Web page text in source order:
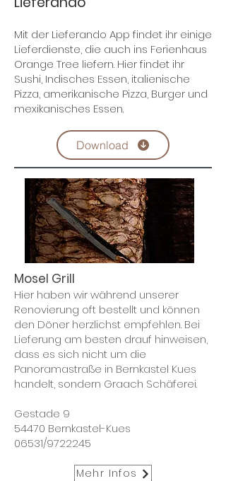
Mit der Lieferando App findet ihr einige
Lieferdienste, die auch ins Ferienhaus
Orange Tree liefern. Hier findet ihr
Sushi, Indisches Essen, italienische
Pizza, amerikanische Pizza, Burger und
mexikanisches Essen.
Download
Mosel Grill
Hier haben wir während unserer
Renovierung oft bestellt und können
den Döner herzlichst empfehlen. Bei
Lieferung am besten drauf hinweisen,
dass es sich nicht um die
Panoramastraße in Bernkastel Kues
handelt, sondern Graach Schäferei.
Gestade 9
54470 Bernkastel-Kues
06531/9722245
Mehr Infos